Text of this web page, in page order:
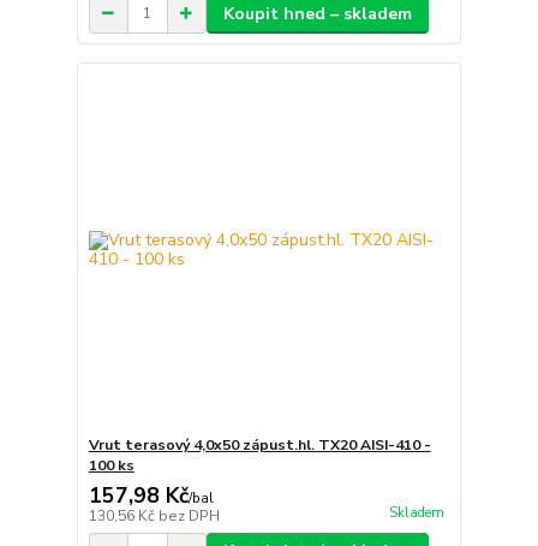
Koupit hned – skladem
Vrut terasový 4,0x50 zápust.hl. TX20 AISI-410 -
100 ks
157,98 Kč/bal
130,56 Kč bez DPH Skladem